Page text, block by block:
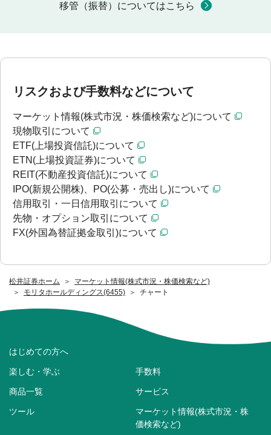
松井証券ホーム
マーケット情報(株式市況・株価検索など)
モリタホールディングス(6455)
チャート
移管（振替）についてはこちら
リスクおよび手数料などについて
マーケット情報(株式市況・株価検索など)について
現物取引について
ETF(上場投資信託)について
ETN(上場投資証券)について
REIT(不動産投資信託)について
IPO(新規公開株)、PO(公募・売出し)について
信用取引・一日信用取引について
先物・オプション取引について
FX(外国為替証拠金取引)について
はじめての方へ
楽しむ・学ぶ 手数料
商品一覧 サービス
ツール
マーケット情報(株式市況・株
価検索など)